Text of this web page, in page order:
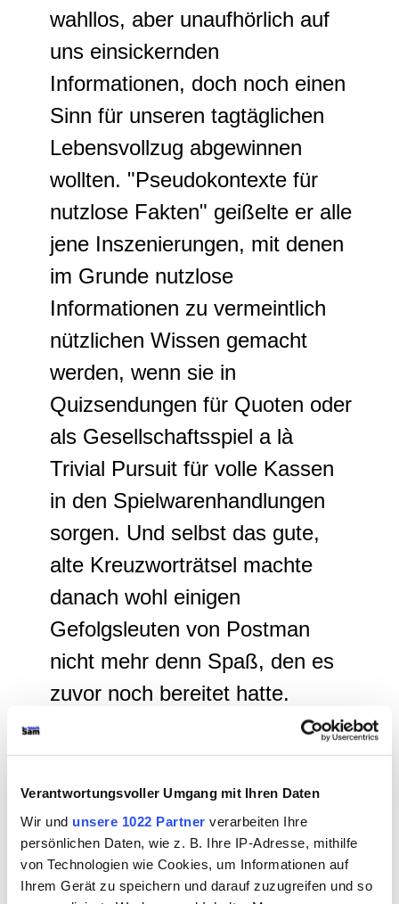
Verantwortungsvoller Umgang mit Ihren Daten
Wir und unsere 1022 Partner verarbeiten Ihre
persönlichen Daten, wie z. B. Ihre IP-Adresse, mithilfe
von Technologien wie Cookies, um Informationen auf
Ihrem Gerät zu speichern und darauf zuzugreifen und so
wahllos, aber unaufhörlich auf
uns einsickernden
Informationen, doch noch einen
Sinn für unseren tagtäglichen
Lebensvollzug abgewinnen
wollten. "Pseudokontexte für
nutzlose Fakten" geißelte er alle
jene Inszenierungen, mit denen
im Grunde nutzlose
Informationen zu vermeintlich
nützlichen Wissen gemacht
werden, wenn sie in
Quizsendungen für Quoten oder
als Gesellschaftsspiel a là
Trivial Pursuit für volle Kassen
in den Spielwarenhandlungen
sorgen. Und selbst das gute,
alte Kreuzworträtsel machte
danach wohl einigen
Gefolgsleuten von Postman
nicht mehr denn Spaß, den es
zuvor noch bereitet hatte.
Natürlich wusste auch Postman,
dass man nicht die moderne
elektronische
Datenverarbeitung, die gerade
in die Haushalte
diffundierennden